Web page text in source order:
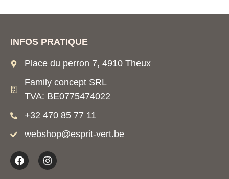
INFOS PRATIQUE
Place du perron 7, 4910 Theux
Family concept SRL
TVA: BE0775474022
+32 470 85 77 11
webshop@esprit-vert.be